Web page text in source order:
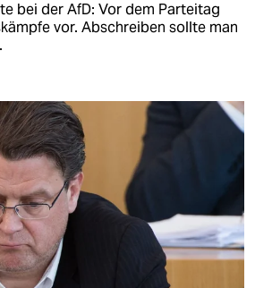
bei der AfD: Vor dem Parteitag
vor. Abschreiben sollte man